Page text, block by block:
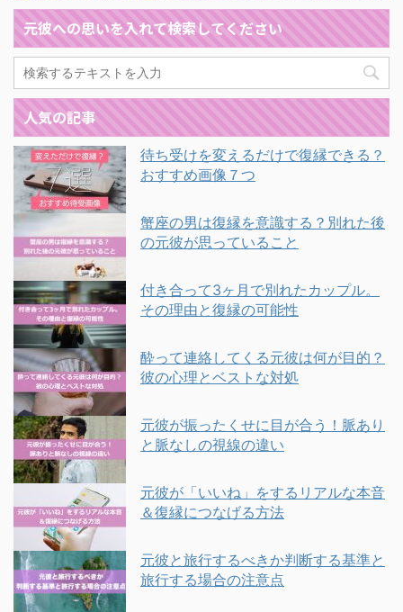
元彼への思いを入れて検索してください
人気の記事
待ち受けを変えるだけで復縁できる？
おすすめ画像７つ
蟹座の男は復縁を意識する？別れた後
の元彼が思っていること
付き合って3ヶ月で別れたカップル。
その理由と復縁の可能性
酔って連絡してくる元彼は何が目的？
彼の心理とベストな対処
元彼が振ったくせに目が合う！脈あり
と脈なしの視線の違い
元彼が「いいね」をするリアルな本音
＆復縁につなげる方法
元彼と旅行するべきか判断する基準と
旅行する場合の注意点